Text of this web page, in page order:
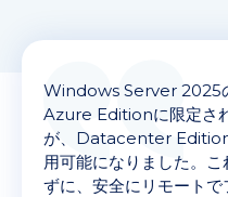
Windows Server 2025
Azure Editionに限定さ
が、Datacenter
用可能になりました。
ずに、安全にリモート